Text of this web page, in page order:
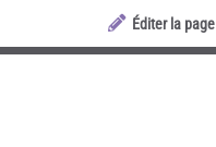
Éditer la page